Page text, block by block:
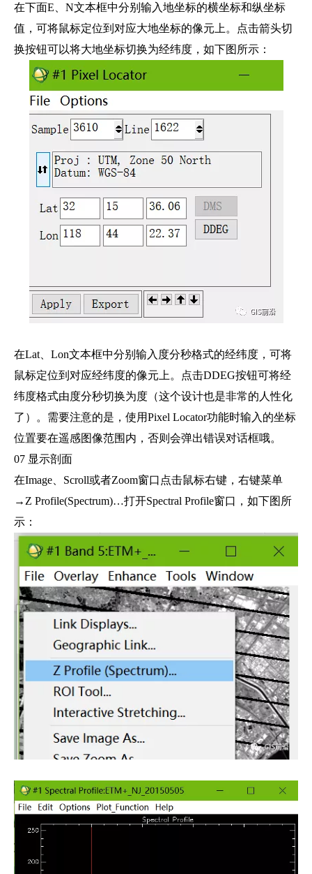
在下面E、N文本框中分别输入地坐标的横坐标和纵坐标
值，可将鼠标定位到对应大地坐标的像元上。点击箭头切
换按钮可以将大地坐标切换为经纬度，如下图所示：
在Lat、Lon文本框中分别输入度分秒格式的经纬度，可将
鼠标定位到对应经纬度的像元上。点击DDEG按钮可将经
纬度格式由度分秒切换为度（这个设计也是非常的人性化
了）。需要注意的是，使用Pixel Locator功能时输入的坐标
位置要在遥感图像范围内，否则会弹出错误对话框哦。
07 显示剖面
在Image、Scroll或者Zoom窗口点击鼠标右键，右键菜单
→Z Profile(Spectrum)…打开Spectral Profile窗口，如下图所
示：